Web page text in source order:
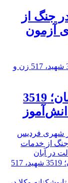
در جنگ از
آزمون
آمار شهدای جنگ رمضان؛ 3519
شهری فردیس
در جنگ از خدمات
در آبان
آمار شهدای جنگ رمضان؛ 3519 شهید، 517